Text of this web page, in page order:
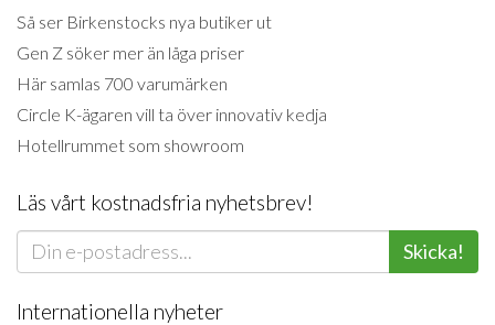
Så ser Birkenstocks nya butiker ut
Gen Z söker mer än låga priser
Här samlas 700 varumärken
Circle K-ägaren vill ta över innovativ kedja
Hotellrummet som showroom
Läs vårt kostnadsfria nyhetsbrev!
Skicka!
Internationella nyheter